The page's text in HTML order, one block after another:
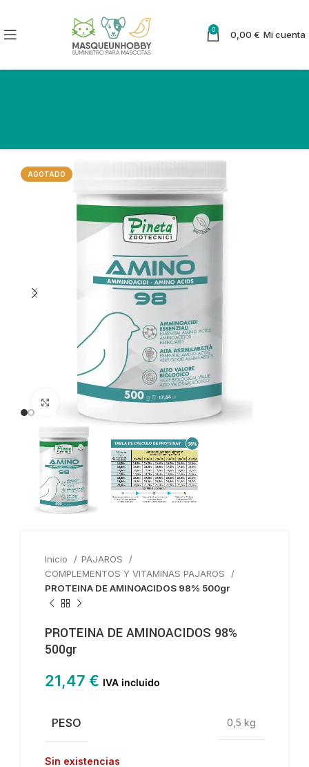
0 0,00 € Mi cuenta
AGOTADO
Haga clic para ampliar
Inicio
PAJAROS
COMPLEMENTOS Y VITAMINAS PAJAROS
PROTEINA DE AMINOACIDOS 98% 500gr
PROTEINA DE AMINOACIDOS 98%
500gr
21,47 € IVA incluido
PESO 0,5 kg
Sin existencias